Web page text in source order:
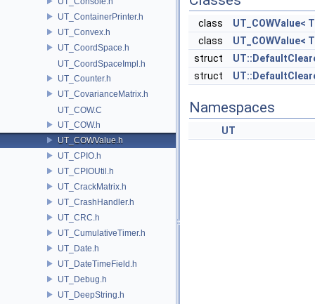
UT_ContainerPrinter.h
UT_Convex.h
UT_CoordSpace.h
UT_CoordSpaceImpl.h
UT_Counter.h
UT_CovarianceMatrix.h
UT_COW.C
UT_COW.h
UT_COWValue.h
UT_CPIO.h
UT_CPIOUtil.h
UT_CrackMatrix.h
UT_CrashHandler.h
UT_CRC.h
UT_CumulativeTimer.h
UT_Date.h
UT_DateTimeField.h
UT_Debug.h
UT_DeepString.h
class
UT_COWValue<
class
UT_COWValue<
struct
struct
Namespaces
UT